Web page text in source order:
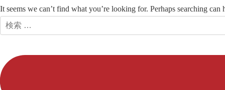
It seems we can’t find what you’re looking for. Perhaps searching can
検
索: